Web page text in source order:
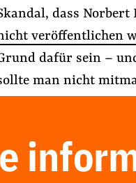
dass Norbert
veröffentlichen
dafür sein –
man nicht